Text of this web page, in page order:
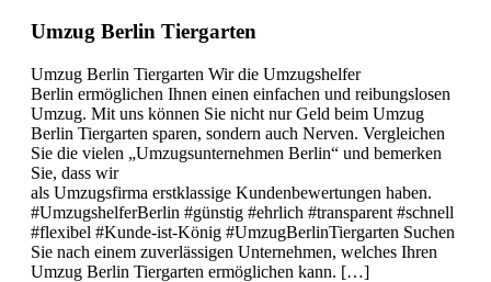
Umzug Berlin Tiergarten
Umzug Berlin Tiergarten Wir die Umzugshelfer
Berlin ermöglichen Ihnen einen einfachen und reibungslosen
Umzug. Mit uns können Sie nicht nur Geld beim Umzug
Berlin Tiergarten sparen, sondern auch Nerven. Vergleichen
Sie die vielen „Umzugsunternehmen Berlin“ und bemerken
Sie, dass wir
als Umzugsfirma erstklassige Kundenbewertungen haben.
#UmzugshelferBerlin #günstig #ehrlich #transparent #schnell
#flexibel #Kunde-ist-König #UmzugBerlinTiergarten Suchen
Sie nach einem zuverlässigen Unternehmen, welches Ihren
Umzug Berlin Tiergarten ermöglichen kann. […]